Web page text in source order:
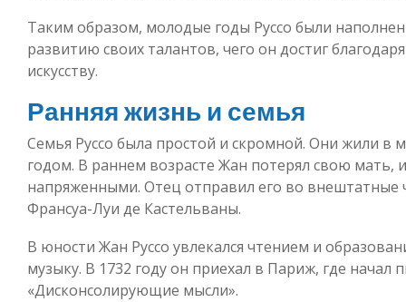
Таким образом, молодые годы Руссо были
развитию своих талантов, чего он достиг
искусству.
Ранняя жизнь и семья
Семья Руссо была простой и скромной. Они жили в
годом. В раннем возрасте Жан потерял свою мать,
напряженными. Отец отправил его во
Франсуа-Луи де Кастельваны.
В юности Жан Руссо увлекался чтением и
музыку. В 1732 году он приехал в Париж, где начал
«Дисконсолирующие мысли».